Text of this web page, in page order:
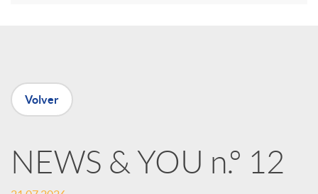
e
R
Volver
NEWS & YOU n.º 12